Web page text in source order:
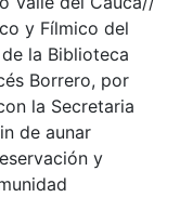
y Fílmico del
la Biblioteca
Borrero, por
la Secretaria
de aunar
y